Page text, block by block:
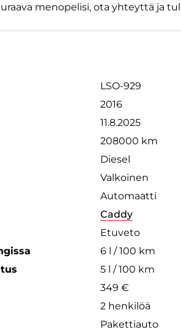
menopelisi, ota yhteyttä ja
LSO-929
2016
11.8.2025
208000 km
Diesel
Valkoinen
Automaatti
Caddy
Etuveto
6 l / 100 km
5 l / 100 km
349 €
2 henkilöä
Pakettiauto